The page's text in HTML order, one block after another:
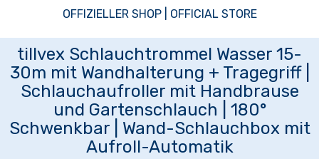
OFFIZIELLER SHOP | OFFICIAL STORE
tillvex Schlauchtrommel Wasser 15-
30m mit Wandhalterung + Tragegriff |
Schlauchaufroller mit Handbrause
und Gartenschlauch | 180°
Schwenkbar | Wand-Schlauchbox mit
Aufroll-Automatik